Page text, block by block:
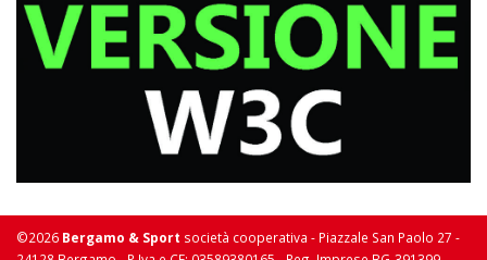
©2026 Bergamo & Sport società cooperativa - Piazzale San Paolo 27 -